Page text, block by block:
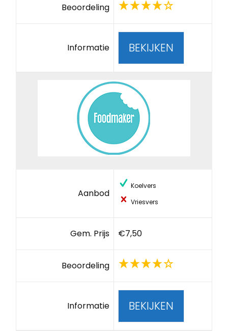
Beoordeling
Informatie BEKIJKEN
Aanbod
Koelvers
Vriesvers
Gem. Prijs €7,50
Beoordeling
Informatie BEKIJKEN